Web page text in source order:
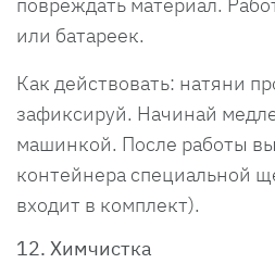
или батареек.
Как действовать: натяни
зафиксируй. Начинай
машинкой. После работы
контейнера специальной
входит в комплект).
12. Химчистка